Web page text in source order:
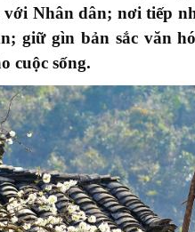
Nhân dân; nơi tiếp
giữ gìn bản sắc văn
cuộc sống.